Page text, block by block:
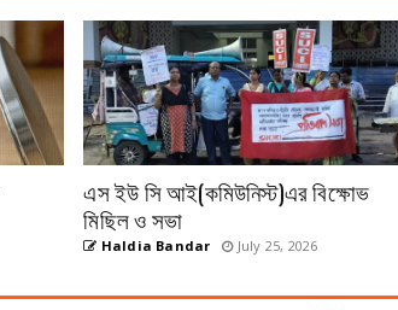
এস ইউ সি আই(কমিউনিস্ট)এর বিক্ষোভ
মিছিল ও সভা
Haldia Bandar July 25, 2026